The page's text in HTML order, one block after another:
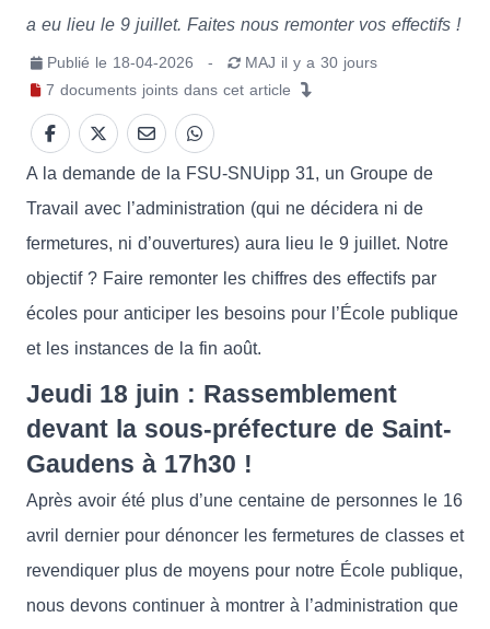
a eu lieu le 9 juillet. Faites nous remonter vos effectifs !
Publié le 18-04-2026 - MAJ il y a 30 jours
7 documents joints dans cet article
A la demande de la FSU-SNUipp 31, un Groupe de
Travail avec l’administration (qui ne décidera ni de
fermetures, ni d’ouvertures) aura lieu le 9 juillet. Notre
objectif ? Faire remonter les chiffres des effectifs par
écoles pour anticiper les besoins pour l’École publique
et les instances de la fin août.
Jeudi 18 juin : Rassemblement
devant la sous-préfecture de Saint-
Gaudens à 17h30 !
Après avoir été plus d’une centaine de personnes le 16
avril dernier pour dénoncer les fermetures de classes et
revendiquer plus de moyens pour notre École publique,
nous devons continuer à montrer à l’administration que